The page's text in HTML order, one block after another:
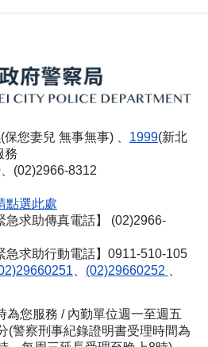
(保您妻兒 無事無事) 、 1999(新北
務
(02)2966-8312
點選此處
急求助傳真電話】
(02)2966-
急求助行動電話】0911-510-105
(02)29660252
為您服務 / 內勤單位週一至週五
(警察刑事紀錄證明書受理時間為